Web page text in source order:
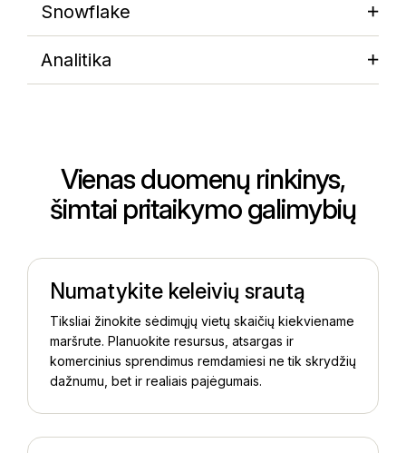
Snowflake
Analitika
Vienas duomenų rinkinys,
šimtai pritaikymo galimybių
Numatykite keleivių srautą
Tiksliai žinokite sėdimųjų vietų skaičių kiekviename
maršrute. Planuokite resursus, atsargas ir
komercinius sprendimus remdamiesi ne tik skrydžių
dažnumu, bet ir realiais pajėgumais.